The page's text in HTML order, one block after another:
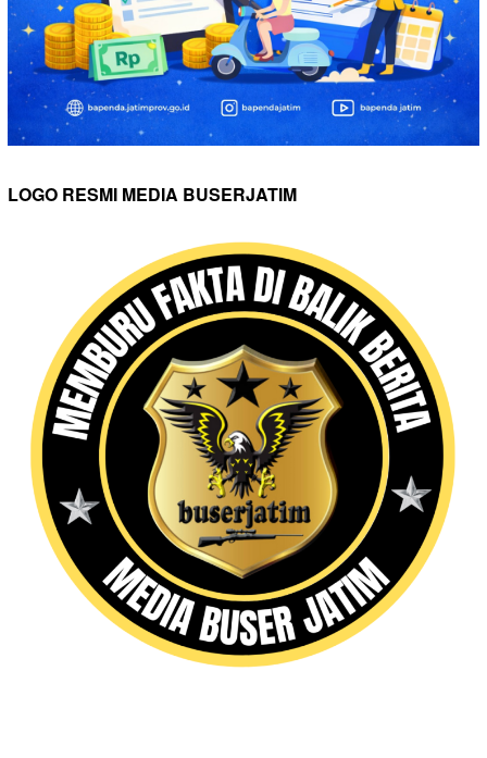
LOGO RESMI MEDIA BUSERJATIM